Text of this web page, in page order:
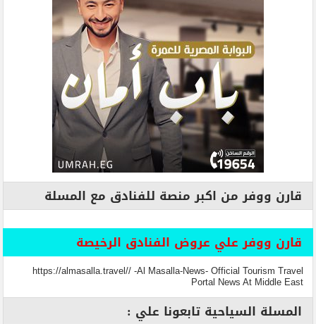
قارن ووفر من اكبر منصة للفنادق مع المسلة
قارن ووفر علي عروض الفنادق الرخيصة
https://almasalla.travel// -Al Masalla-News- Official Tourism Travel
Portal News At Middle East
المسلة السياحية تابعونا علي :